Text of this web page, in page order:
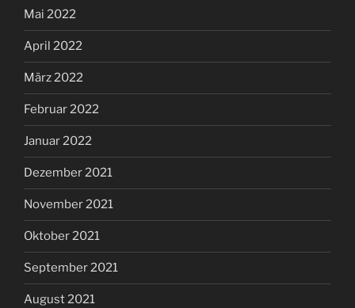
Mai 2022
April 2022
März 2022
Februar 2022
Januar 2022
Dezember 2021
November 2021
Oktober 2021
September 2021
August 2021